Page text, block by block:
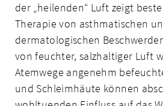
der „heilenden“ Luft zeigt
Therapie von asthmatischen
dermatologischen
von feuchter, salzhaltiger Luft
Atemwege angenehm
und Schleimhäute können